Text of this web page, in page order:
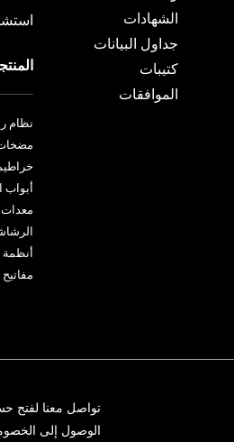
الشهادات
جداول البيانات
كتيبات
الموافقات
نظام
أبواب
معدات
أنظمة
تواصل معنا لفتح
الوصول إلى